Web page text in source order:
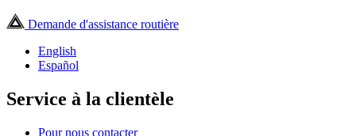
Demande d'assistance routière
English
Español
Service à la clientèle
Pour nous contacter